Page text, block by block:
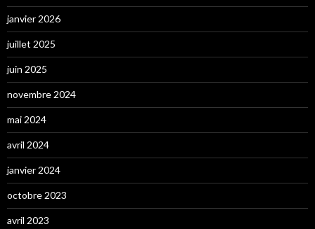
janvier 2026
juillet 2025
juin 2025
novembre 2024
mai 2024
avril 2024
janvier 2024
octobre 2023
avril 2023